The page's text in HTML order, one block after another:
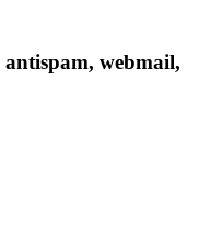
antispam, webmail,